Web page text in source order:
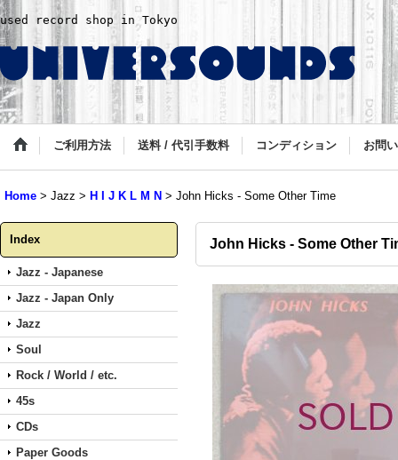
used record shop in Tokyo
ご利用方法 送料 / 代引手数料 コンディション お問
Home > Jazz > H I J K L M N > John Hicks - Some Other Time
Index
Jazz - Japanese
Jazz - Japan Only
Jazz
Soul
Rock / World / etc.
45s
CDs
Paper Goods
John Hicks - Some Other